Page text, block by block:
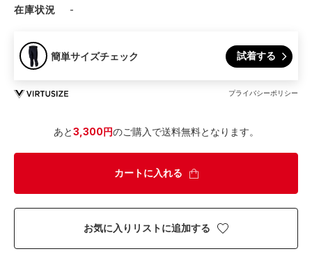
在庫状況 -
簡単サイズチェック 試着する
プライバシーポリシー
あと3,300円のご購入で送料無料となります。
カートに入れる
お気に入りリストに追加する